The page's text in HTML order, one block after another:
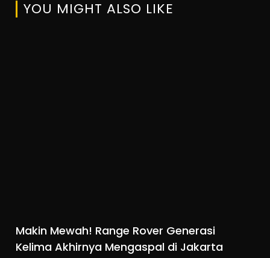
YOU MIGHT ALSO LIKE
Makin Mewah! Range Rover Generasi
Kelima Akhirnya Mengaspal di Jakarta